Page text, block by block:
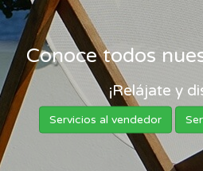
Conoce todos
¡Relájate y
Servicios al vendedor